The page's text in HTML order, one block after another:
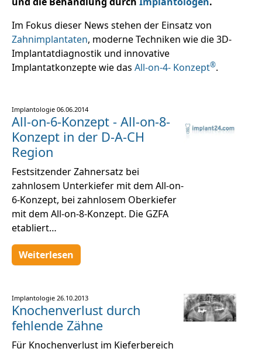
Im Fokus dieser News stehen der Einsatz von
Zahnimplantaten, moderne Techniken wie die 3D-
Implantatdiagnostik und innovative
Implantatkonzepte wie das All-on-4- Konzept®.
Implantologie 06.06.2014
All-on-6-Konzept - All-on-8-
Konzept in der D-A-CH
Region
Festsitzender Zahnersatz bei
zahnlosem Unterkiefer mit dem All-on-
6-Konzept, bei zahnlosem Oberkiefer
mit dem All-on-8-Konzept. Die GZFA
etabliert…
Weiterlesen
Implantologie 26.10.2013
Knochenverlust durch
fehlende Zähne
Für Knochenverlust im Kieferbereich